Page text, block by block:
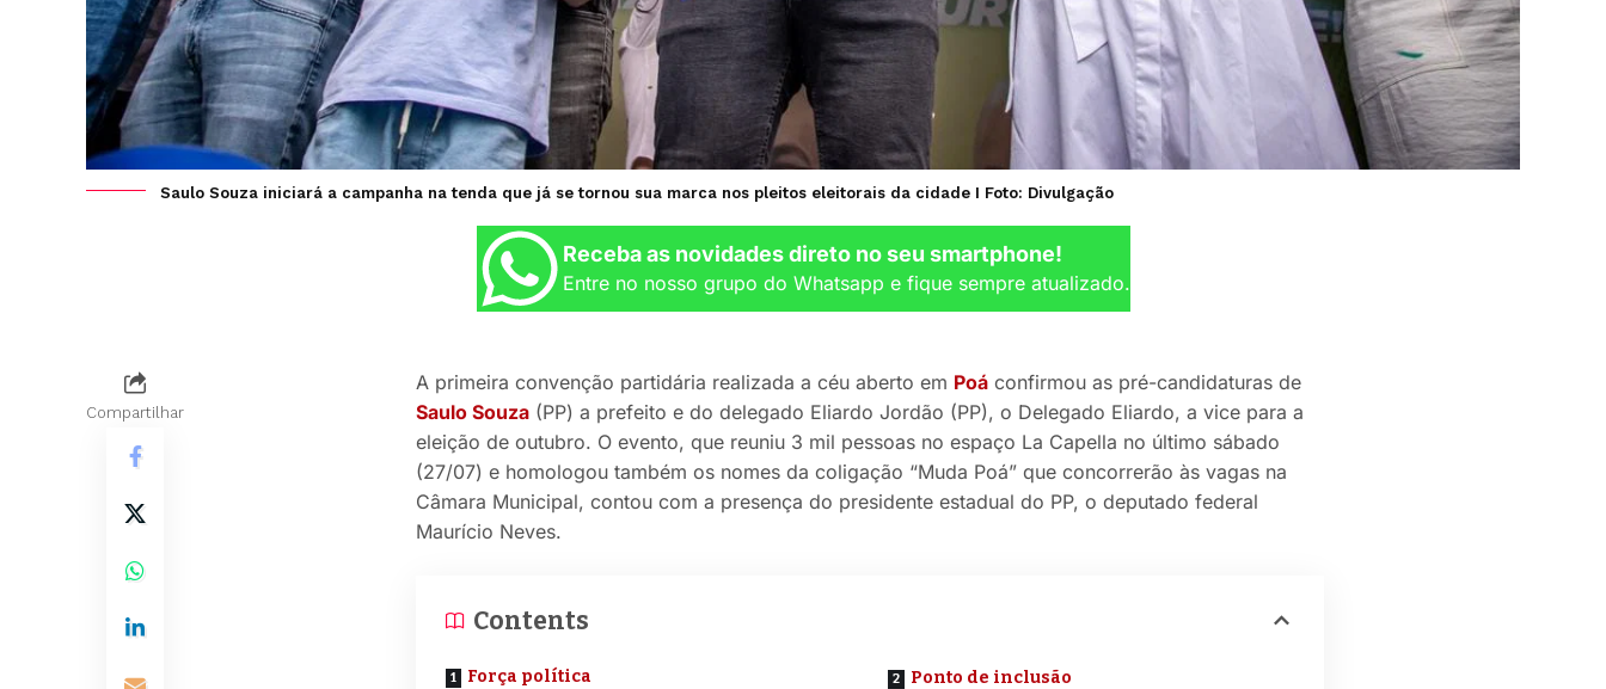
Saulo Souza iniciará a campanha na tenda que já se tornou sua marca nos pleitos eleitorais da cidade I Foto: Divulgação
Receba as novidades direto no seu smartphone!
Entre no nosso grupo do Whatsapp e fique sempre atualizado.
Compartilhar
A primeira convenção partidária realizada a céu aberto em Poá confirmou as pré-candidaturas de
Saulo Souza (PP) a prefeito e do delegado Eliardo Jordão (PP), o Delegado Eliardo, a vice para a
eleição de outubro. O evento, que reuniu 3 mil pessoas no espaço La Capella no último sábado
(27/07) e homologou também os nomes da coligação “Muda Poá” que concorrerão às vagas na
Câmara Municipal, contou com a presença do presidente estadual do PP, o deputado federal
Maurício Neves.
Contents
Força política Ponto de inclusão